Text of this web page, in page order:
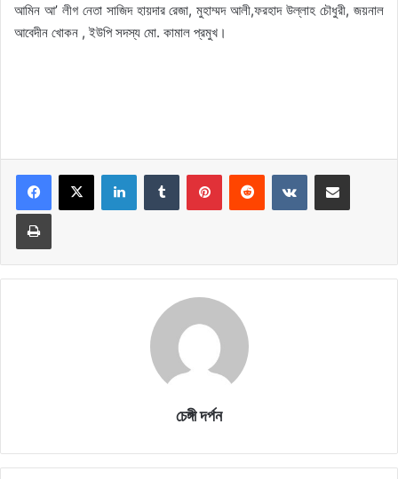
আমিন আ’ লীগ নেতা সাজিদ হায়দার রেজা, মুহাম্মদ আলী,ফরহাদ উল্লাহ চৌধুরী, জয়নাল
আবেদীন খোকন , ইউপি সদস্য মো. কামাল প্রমুখ।
LinkedInTumblr PinterestReddit VKontakteShare via Email
Print
চেঙ্গী দর্পন